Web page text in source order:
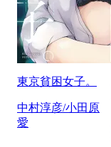
東京貧困女子。
中村淳彦/小田原
愛